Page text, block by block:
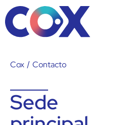
Cox / Contacto
Sede